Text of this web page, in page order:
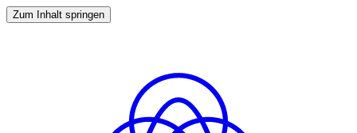
Zum Inhalt springen